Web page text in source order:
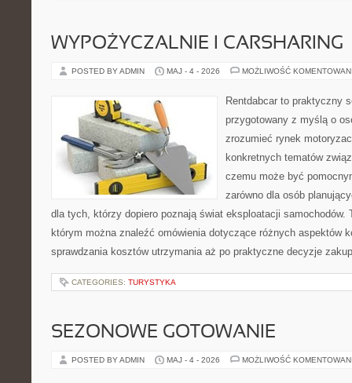
WYPOŻYCZALNIE I CARSHARING
POSTED BY ADMIN MAJ - 4 - 2026 MOŻLIWOŚĆ
Rentdabcar to praktyczny
przygotowany z myślą o
zrozumieć rynek
konkretnych tematów
czemu może być
zarówno dla osób
dla tych, którzy dopiero poznają świat eksploatacji samochodów.
którym można znaleźć omówienia dotyczące różnych aspektów
sprawdzania kosztów utrzymania aż po praktyczne decyzje
CATEGORIES: TURYSTYKA
SEZONOWE GOTOWANIE
POSTED BY ADMIN MAJ - 4 - 2026 MOŻLIWOŚĆ